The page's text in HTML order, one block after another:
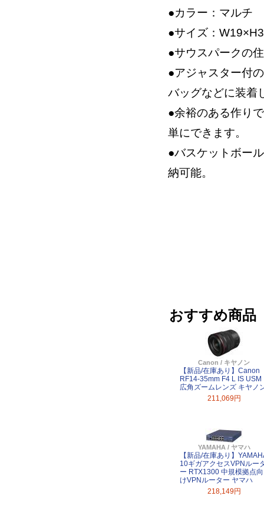
●カラー：マルチ
●サイズ：
●サウスパークの
●アジャスター付
バッグなどに装着
●余裕のある作り
単にできます。
●バスケットボー
納可能。
おすすめ商品
Canon / キヤノン
【新品/在庫あり】Canon
RF14-35mm F4 L IS USM
広角ズームレンズ キヤノ
211,069円
YAMAHA / ヤマハ
【新品/在庫あり】
10ギガアクセスVPNルー
ー RTX1300 中規模拠点向
けVPNルーター ヤマハ
218,149円